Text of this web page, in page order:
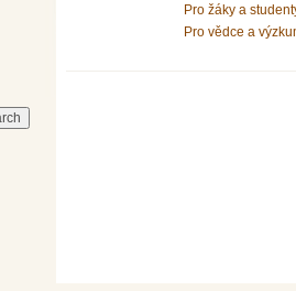
Pro žáky a
Pro vědce a